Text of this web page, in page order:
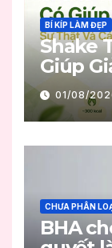
BÍ KÍP LÀM ĐẸP
Shake
Giúp
Cách
01/08/
CHƯA PHÂN
BHA